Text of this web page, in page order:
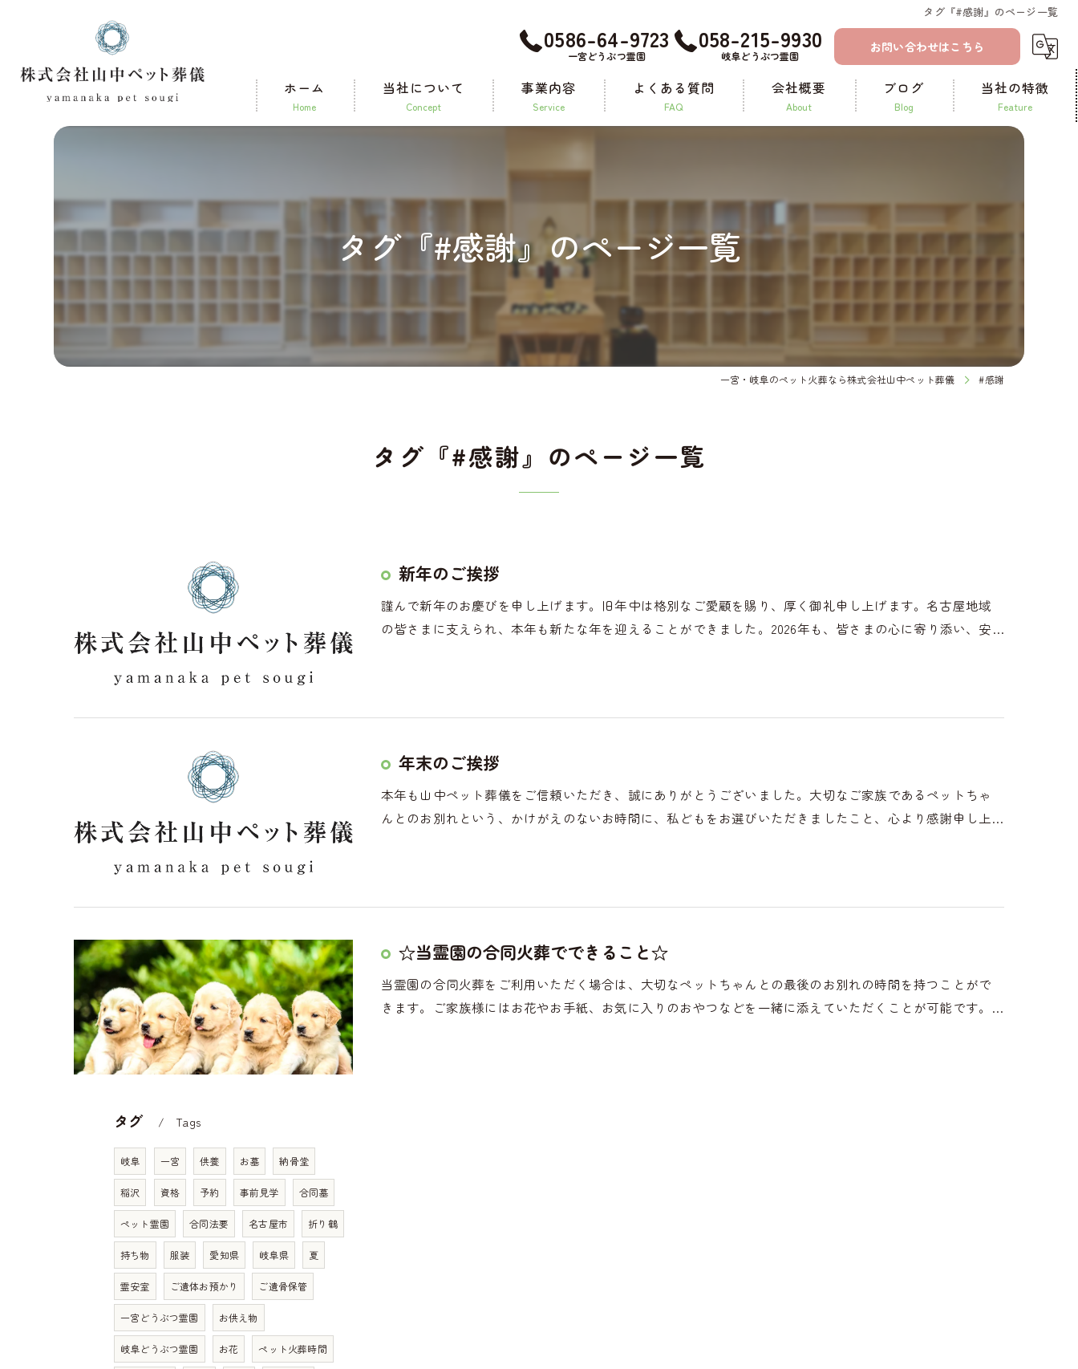
タグ『#感謝』のページ一覧
0586-64-9723
一宮どうぶつ霊園
058-215-9930
岐阜どうぶつ霊園
お問い合わせはこちら
ホーム
home
当社について
concept
事業内容
service
よくある質問
FAQ
会社概要
about
ブログ
blog
当社の特徴
feature
ペット葬儀
供養
タグ『#感謝』のページ一覧
一宮・岐阜のペット火葬なら株式会社山中ペット葬儀 #感謝
タグ『#感謝』のページ一覧
新年のご挨拶
謹んで新年のお慶びを申し上げます。旧年中は格別なご愛顧を賜り、厚く御礼申し上げます。名古屋地域
の皆さまに支えられ、本年も新たな年を迎えることができました。2026年も、皆さまの心に寄り添い、安…
年末のご挨拶
本年も山中ペット葬儀をご信頼いただき、誠にありがとうございました。大切なご家族であるペットちゃ
んとのお別れという、かけがえのないお時間に、私どもをお選びいただきましたこと、心より感謝申し上…
☆当霊園の合同火葬でできること☆
当霊園の合同火葬をご利用いただく場合は、大切なペットちゃんとの最後のお別れの時間を持つことがで
きます。ご家族様にはお花やお手紙、お気に入りのおやつなどを一緒に添えていただくことが可能です。…
タグ Tags
岐阜 一宮 供養 お墓 納骨堂
稲沢 資格 予約 事前見学 合同墓
ペット霊園 合同法要 名古屋市 折り鶴
持ち物 服装 愛知県 岐阜県 夏
霊安室 ご遺体お預かり ご遺骨保管
一宮どうぶつ霊園 お供え物
岐阜どうぶつ霊園 お花 ペット火葬時間